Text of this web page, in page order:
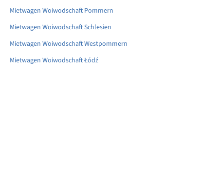
Mietwagen Woiwodschaft Pommern
Mietwagen Woiwodschaft Schlesien
Mietwagen Woiwodschaft Westpommern
Mietwagen Woiwodschaft Łódź